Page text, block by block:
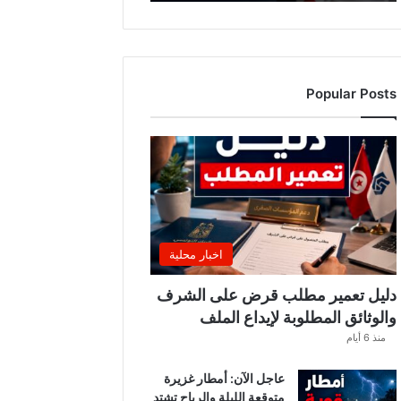
Popular Posts
اخبار محلية
دليل تعمير مطلب قرض على الشرف
والوثائق المطلوبة لإيداع الملف
منذ 6 أيام
عاجل الآن: أمطار غزيرة
متوقعة الليلة والرياح تشتد